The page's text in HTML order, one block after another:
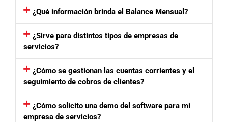
¿Qué información brinda el Balance Mensual?
¿Sirve para distintos tipos de empresas de
servicios?
¿Cómo se gestionan las cuentas corrientes y el
seguimiento de cobros de clientes?
¿Cómo solicito una demo del software para mi
empresa de servicios?